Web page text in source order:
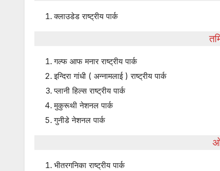
क्लाउडेड राष्ट्रीय पार्क
गल्फ आफ मनार राष्ट्रीय पार्क
इन्दिरा गांधी ( अन्नामलाई ) राष्ट्रीय पार्क
प्लानी हिल्स राष्ट्रीय पार्क
मुकुरूथी नेशनल पार्क
गुनीडे नेशनल पार्क
भीतरगनिका राष्ट्रीय पार्क